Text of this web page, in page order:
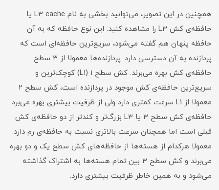
همچنین در این تصویر، می‌توانید بخشی به نام L3 cache یا
حافظه‌ی کش L3 را مشاهده کنید. این نوع حافظه که به آن
حافظه پنهان هم گفته می‌شود، سریع‌ترین حافظه‌ای است که
پردازنده به آن دسترسی دارد. پردازنده‌ها معمولا از ۳ سطح
حافظه‌ی کش بهره می‌برند. کش سطح ۱ (L1) کوچک‌ترین و
سریع‌ترین حافظه‌ی کش موجود در پردازنده است، کش سطح ۲
معمولا از L1 سرعت کمتری دارد ولی از ظرفیت بیشتری بهره می‌برد.
حافظه‌ی کش سطح ۳ یا L3 بزرگ‌تر و کندتر از دو حافظه‌ی کش
قبلی است اما همچنان سرعت بالاتری نسبت به حافظه‌ی رم دارد.
معمولا هرکدام از هسته‌ها از حافظه‌های کش سطح یک و دو بهره
می‌برند و کش سطح ۳ بین تمام هسته‌ها به اشتراک گذاشته
می‌شود و به همین خاطر ظرفیت بیشتری دارد.